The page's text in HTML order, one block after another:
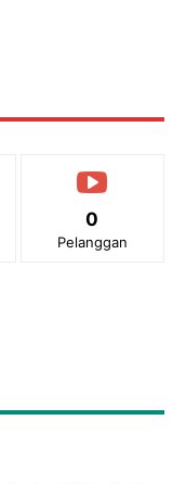
0
Pelanggan